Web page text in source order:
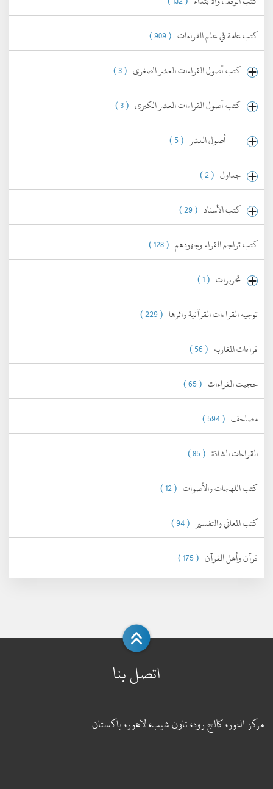
كتب عامة في علم القراءات ( 909 )
كتب أصول القراءات العشر الصغرى ( 3 )
كتب أصول القراءات العشر الكبرى ( 3 )
أصول النشر ( 5 )
جداول ( 2 )
كتب الأسناد ( 29 )
كتب تراجم القراء وجهودهم ( 128 )
تحريرات ( 1 )
توجيه القراءات القرآنية واثرها ( 229 )
قراءات المغاربه ( 56 )
حجيت القراءات ( 65 )
مصاحف ( 594 )
القراءات الشاذة ( 85 )
كتب اللهجات والأصوات ( 12 )
كتب المعاني والتفسير ( 94 )
قرآن وأهل القرآن ( 175 )
اتصل بنا
مركز النور، كالج رود، تاون شيب، لاهور، باكستان